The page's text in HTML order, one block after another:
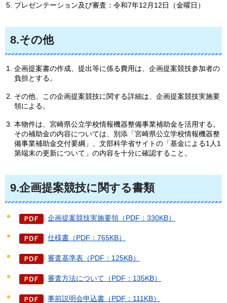
プレゼンテーション及び審査：令和7年12月12日（金曜日）
8.その他
企画提案書の作成、提出等に係る費用は、企画提案競技参加者の
負担とする。
その他、この企画提案競技に関する詳細は、企画提案競技実施要
領による。
本物件は、宮崎県公立学校情報機器整備事業補助金を活用する。
その補助金の内容については、別添「宮崎県公立学校情報機器整
備事業補助金交付要綱」、文部科学省サイトの「基金による1人1
第端末の更新について」の内容を十分に確認すること。
9.企画提案競技に関する書類
企画提案競技実施要領（PDF：330KB）
仕様書（PDF：765KB）
審査基準表（PDF：125KB）
審査方法について（PDF：135KB）
事前説明会申込書（PDF：111KB）